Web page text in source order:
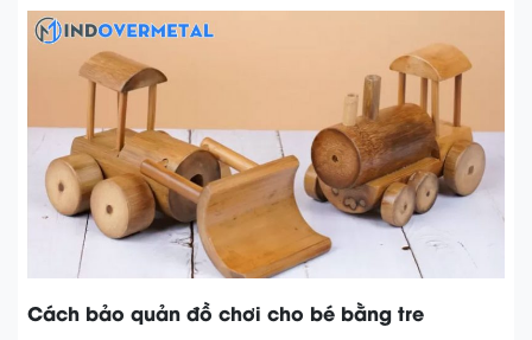
Cách bảo quản đồ chơi cho bé bằng tre